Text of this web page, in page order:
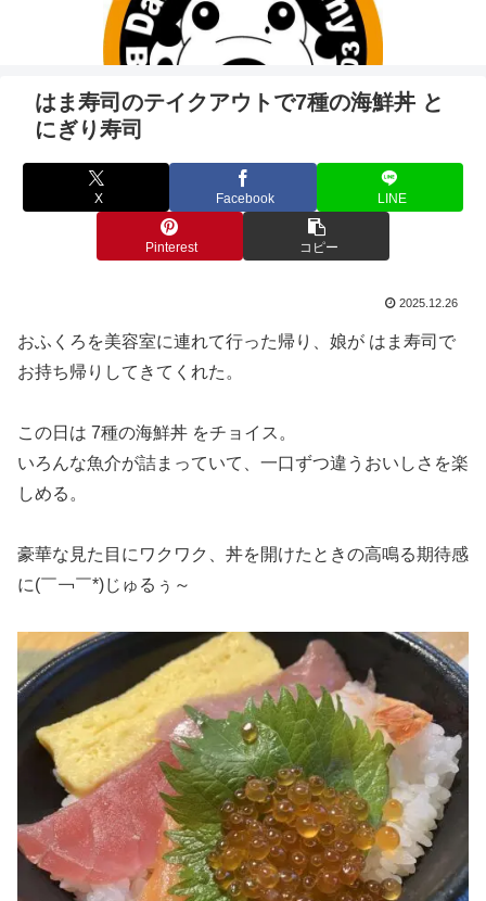
はま寿司のテイクアウトで7種の海鮮丼 と
にぎり寿司
X Facebook LINE
Pinterest コピー
2025.12.26
おふくろを美容室に連れて行った帰り、娘が はま寿司で
お持ち帰りしてきてくれた。
この日は 7種の海鮮丼 をチョイス。
いろんな魚介が詰まっていて、一口ずつ違うおいしさを楽
しめる。
豪華な見た目にワクワク、丼を開けたときの高鳴る期待感
に(￣￢￣*)じゅるぅ～